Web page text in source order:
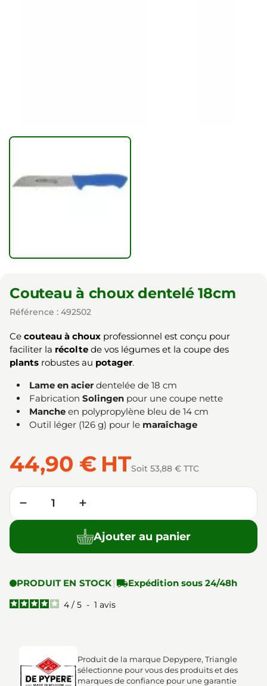
Couteau à choux dentelé 18cm
Référence : 492502
Ce couteau à choux professionnel est conçu pour
faciliter la récolte de vos légumes et la coupe des
plants robustes au potager.
Lame en acier dentelée de 18 cm
Fabrication Solingen pour une coupe nette
Manche en polypropylène bleu de 14 cm
Outil léger (126 g) pour le maraîchage
44,90 € HTSoit 53,88 € TTC
Quantité
− +
Ajouter au panier
PRODUIT EN STOCK |Expédition sous 24/48h
4 / 5 - 1 avis
Produit de la marque Depypere, Triangle
sélectionne pour vous des produits et des
marques de confiance pour une garantie